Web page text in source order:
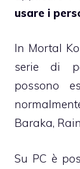
usare i
In Mortal
serie di
possono
Baraka,
Su PC è